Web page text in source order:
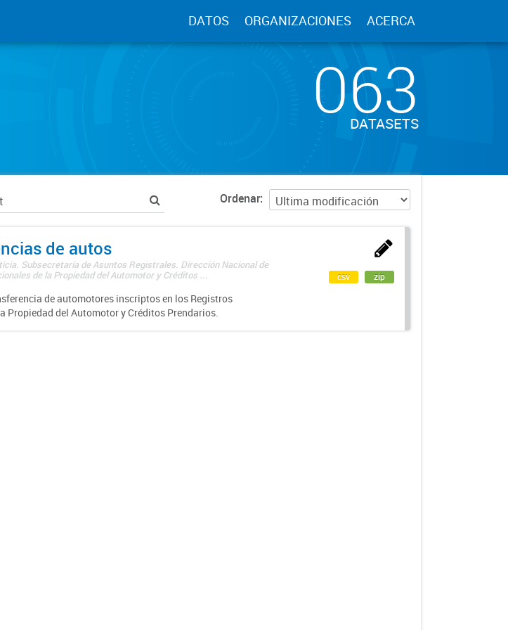
DATOS ORGANIZACIONES ACERCA
063
DATASETS
Ordenar
de autos
Subsecretaría de Asuntos Registrales. Dirección Nacional de
de la Propiedad del Automotor y Créditos ...
de automotores inscriptos en los Registros
Propiedad del Automotor y Créditos Prendarios.
csv zip